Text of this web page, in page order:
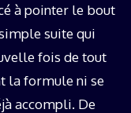
à pointer le bout
suite qui
fois de tout
la formule ni se
accompli. De